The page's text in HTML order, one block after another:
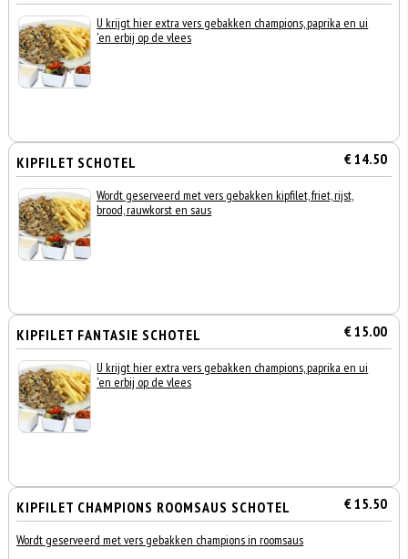
U krijgt hier extra vers gebakken champions, paprika en ui
'en erbij op de vlees
KIPFILET SCHOTEL € 14.50
Wordt geserveerd met vers gebakken kipfilet, friet, rijst,
brood, rauwkorst en saus
KIPFILET FANTASIE SCHOTEL € 15.00
U krijgt hier extra vers gebakken champions, paprika en ui
'en erbij op de vlees
KIPFILET CHAMPIONS ROOMSAUS SCHOTEL € 15.50
Wordt geserveerd met vers gebakken champions in roomsaus